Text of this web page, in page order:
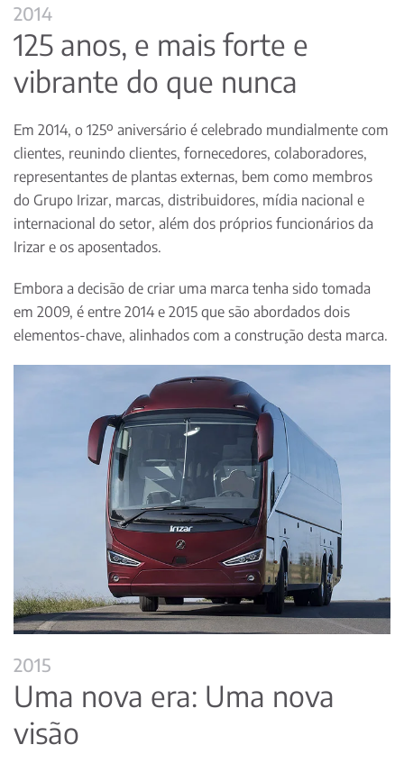
2014
125 anos, e mais forte e
vibrante do que nunca
Em 2014, o 125º aniversário é celebrado mundialmente com
clientes, reunindo clientes, fornecedores, colaboradores,
representantes de plantas externas, bem como membros
do Grupo Irizar, marcas, distribuidores, mídia nacional e
internacional do setor, além dos próprios funcionários da
Irizar e os aposentados.
Embora a decisão de criar uma marca tenha sido tomada
em 2009, é entre 2014 e 2015 que são abordados dois
elementos-chave, alinhados com a construção desta marca.
2015
Uma nova era: Uma nova
visão